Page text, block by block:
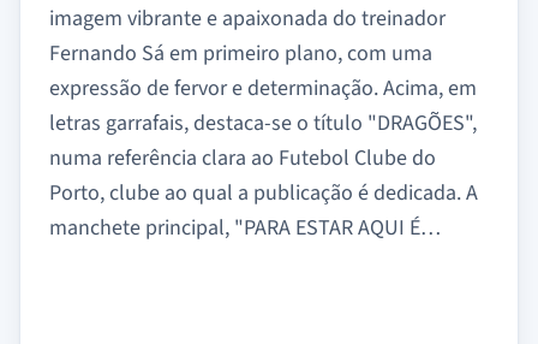
imagem vibrante e apaixonada do treinador
Fernando Sá em primeiro plano, com uma
expressão de fervor e determinação. Acima, em
letras garrafais, destaca-se o título "DRAGÕES",
numa referência clara ao Futebol Clube do
Porto, clube ao qual a publicação é dedicada. A
manchete principal, "PARA ESTAR AQUI É…